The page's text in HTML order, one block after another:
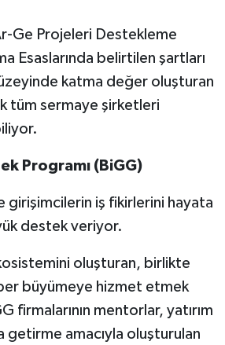
Ge Projeleri Destekleme
Esaslarında belirtilen şartları
katma değer oluşturan
tüm sermaye şirketleri
Programı (BiGG)
girişimcilerin iş fikirlerini hayata
destek veriyor.
oluşturan, birlikte
büyümeye hizmet etmek
firmalarının mentorlar, yatırım
getirme amacıyla oluşturulan